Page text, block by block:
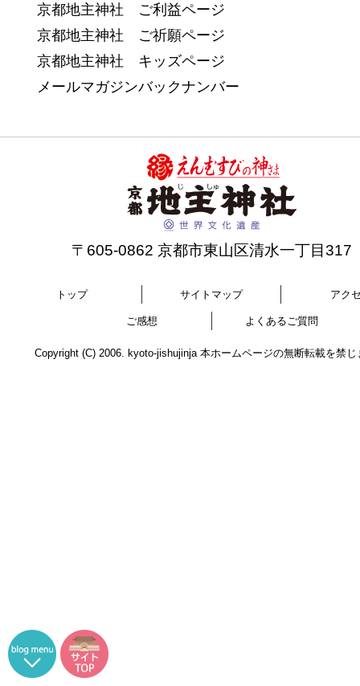
京都地主神社 ご利益ページ
京都地主神社 ご祈願ページ
京都地主神社 キッズページ
メールマガジンバックナンバー
〒605-0862 京都市東山区清水一丁目317
トップ サイトマップ アク
ご感想 よくあるご質問
Copyright (C) 2006. kyoto-jishujinja 本ホームページの無断転載を禁じ